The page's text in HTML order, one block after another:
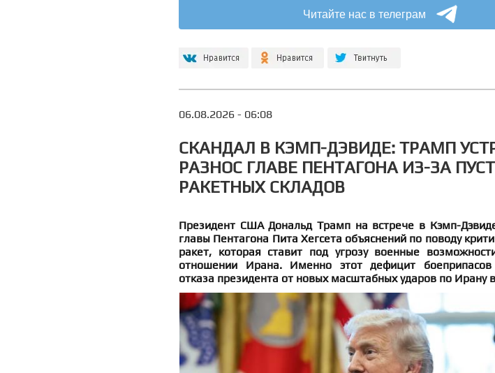
Читайте нас в телеграм
06.08.2026 - 06:08
СКАНДАЛ В КЭМП-ДЭВИДЕ: ТРАМП
РАЗНОС ГЛАВЕ ПЕНТАГОНА ИЗ-ЗА
РАКЕТНЫХ СКЛАДОВ
Президент США Дональд Трамп на встрече в Кэмп-
главы Пентагона Пита Хегсета объяснений по поводу
ракет, которая ставит под угрозу военные
отношении Ирана. Именно этот дефицит
отказа президента от новых масштабных ударов по Ирану